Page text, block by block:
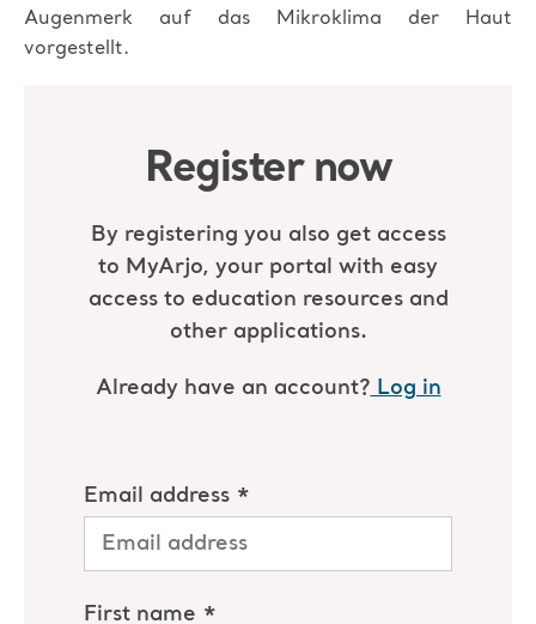
Augenmerk auf das Mikroklima der Haut
vorgestellt.